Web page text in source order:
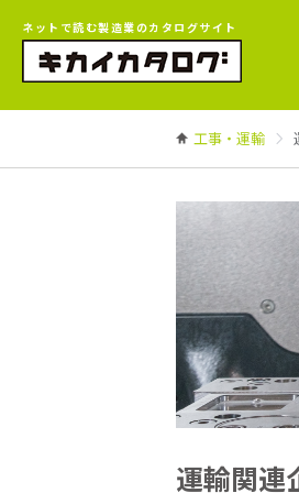
ネットで読む製造業のカタログサイト
工事・運輸
運輸関連